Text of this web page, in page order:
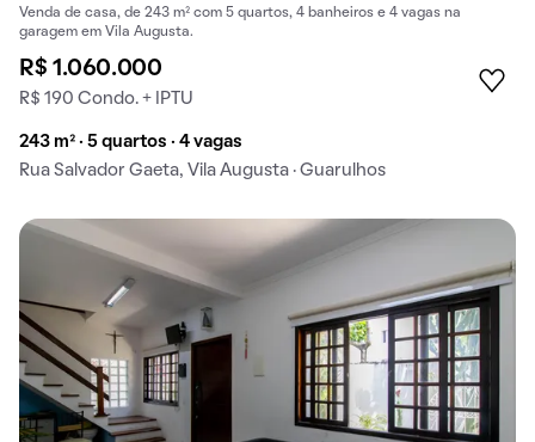
Venda de casa, de 243 m² com 5 quartos, 4 banheiros e 4 vagas na
garagem em Vila Augusta.
R$ 1.060.000
R$ 190 Condo. + IPTU
243 m² · 5 quartos · 4 vagas
Rua Salvador Gaeta, Vila Augusta · Guarulhos